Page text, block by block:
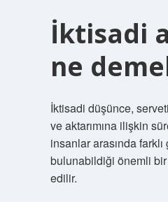
İktisadi
ne
İktisadi düşünce,
ve aktarımına ilişkin
insanlar arasında
bulunabildiği önemli
edilir.